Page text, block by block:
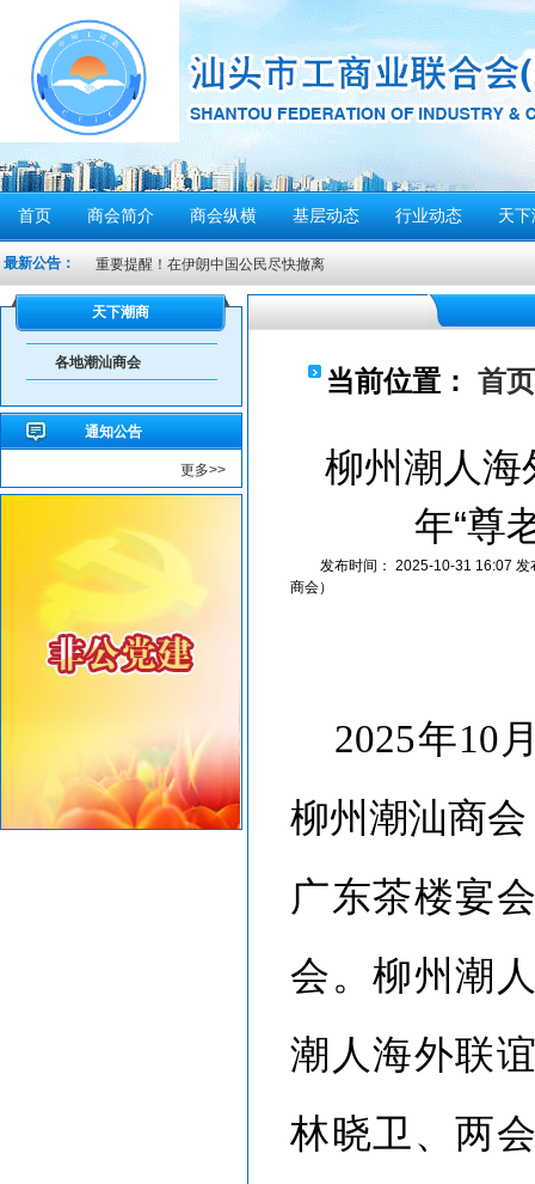
首页 商会简介 商会纵横 基层动态 行业动态 天
最新公告： 重要提醒！在伊朗中国公民尽快撤离
密切关注超强台风“桦加沙”，注意防范
汕头将分区域、分行业、分时段实行“四停”
感谢信
汕头市2026年“6·30”助力乡村振兴活动倡议书
【人民防空宣传周】如何辨别防空警报？我们应该...
6月21日10时15分，汕头将实施防空警报试鸣！
重要提醒！中国公民近期避免前往日本
共建绿美汕头，共享生态家园——致全市企业家的...
天下潮商
各地潮汕商会
通知公告
更多>>
当前位置： 首页
柳州潮人海
年“尊
发布时间： 2025-10-31 16:07 发
商会）
2025年10
柳州潮汕商
广东茶楼宴
会。柳州潮
潮人海外联
林晓卫、两